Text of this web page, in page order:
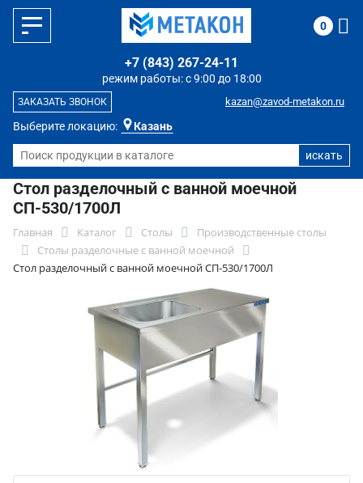
Выберите локацию: Казань
режим работы: с 9:00 до 18:00
+7 (843) 267-24-11
kazan@zavod-metakon.ru
ЗАКАЗАТЬ ЗВОНОК
0
Стол разделочный с ванной моечной
СП-530/1700Л
Главная Каталог Столы
Производственные столы
Столы разделочные с ванной моечной
Стол разделочный с ванной моечной СП-530/1700Л